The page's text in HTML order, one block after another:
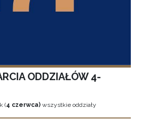
ODDZIAŁÓW 4-
(4 czerwca) wszystkie oddziały